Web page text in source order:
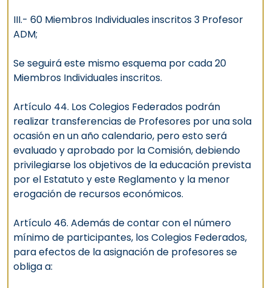
III.- 60 Miembros Individuales inscritos 3 Profesor
ADM;
Se seguirá este mismo esquema por cada 20
Miembros Individuales inscritos.
Artículo 44. Los Colegios Federados podrán
realizar transferencias de Profesores por una sola
ocasión en un año calendario, pero esto será
evaluado y aprobado por la Comisión, debiendo
privilegiarse los objetivos de la educación prevista
por el Estatuto y este Reglamento y la menor
erogación de recursos económicos.
Artículo 46. Además de contar con el número
mínimo de participantes, los Colegios Federados,
para efectos de la asignación de profesores se
obliga a: